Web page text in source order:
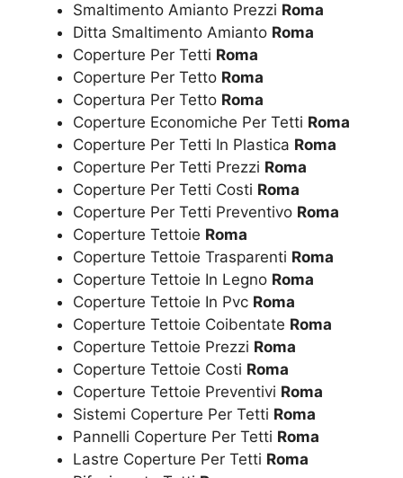
Smaltimento Amianto Prezzi Roma
Ditta Smaltimento Amianto Roma
Coperture Per Tetti Roma
Coperture Per Tetto Roma
Copertura Per Tetto Roma
Coperture Economiche Per Tetti Roma
Coperture Per Tetti In Plastica Roma
Coperture Per Tetti Prezzi Roma
Coperture Per Tetti Costi Roma
Coperture Per Tetti Preventivo Roma
Coperture Tettoie Roma
Coperture Tettoie Trasparenti Roma
Coperture Tettoie In Legno Roma
Coperture Tettoie In Pvc Roma
Coperture Tettoie Coibentate Roma
Coperture Tettoie Prezzi Roma
Coperture Tettoie Costi Roma
Coperture Tettoie Preventivi Roma
Sistemi Coperture Per Tetti Roma
Pannelli Coperture Per Tetti Roma
Lastre Coperture Per Tetti Roma